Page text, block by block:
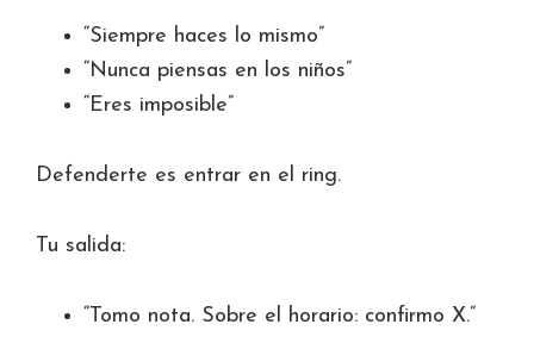
“Siempre haces lo mismo”
“Nunca piensas en los niños”
“Eres imposible”
Defenderte es entrar en el ring.
Tu salida:
“Tomo nota. Sobre el horario: confirmo X.”